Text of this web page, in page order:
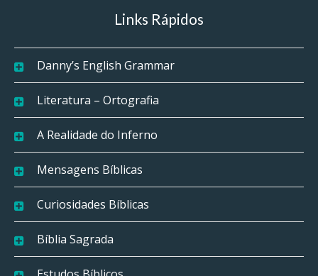
Links Rápidos
Danny’s English Grammar
Literatura – Ortografia
A Realidade do Inferno
Mensagens Bíblicas
Curiosidades Bíblicas
Bíblia Sagrada